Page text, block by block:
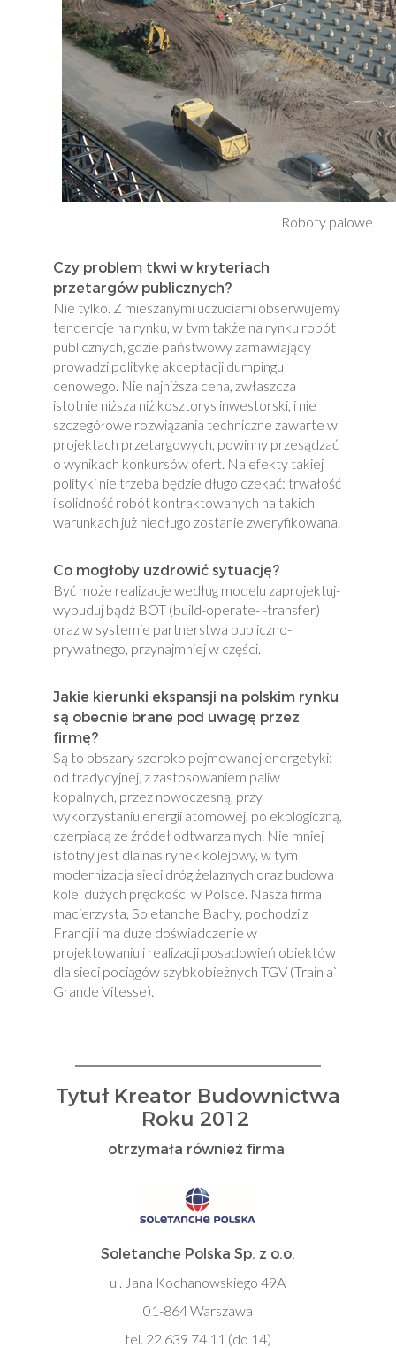
Roboty palowe
Czy problem tkwi w kryteriach
przetargów publicznych?
Nie tylko. Z mieszanymi uczuciami obserwujemy
tendencje na rynku, w tym także na rynku robót
publicznych, gdzie państwowy zamawiający
prowadzi politykę akceptacji dumpingu
cenowego. Nie najniższa cena, zwłaszcza
istotnie niższa niż kosztorys inwestorski, i nie
szczegółowe rozwiązania techniczne zawarte w
projektach przetargowych, powinny przesądzać
o wynikach konkursów ofert. Na efekty takiej
polityki nie trzeba będzie długo czekać: trwałość
i solidność robót kontraktowanych na takich
warunkach już niedługo zostanie zweryfikowana.
Co mogłoby uzdrowić sytuację?
Być może realizacje według modelu zaprojektuj-
wybuduj bądź BOT (build-operate- -transfer)
oraz w systemie partnerstwa publiczno-
prywatnego, przynajmniej w części.
Jakie kierunki ekspansji na polskim rynku
są obecnie brane pod uwagę przez
firmę?
Są to obszary szeroko pojmowanej energetyki:
od tradycyjnej, z zastosowaniem paliw
kopalnych, przez nowoczesną, przy
wykorzystaniu energii atomowej, po ekologiczną,
czerpiącą ze źródeł odtwarzalnych. Nie mniej
istotny jest dla nas rynek kolejowy, w tym
modernizacja sieci dróg żelaznych oraz budowa
kolei dużych prędkości w Polsce. Nasza firma
macierzysta, Soletanche Bachy, pochodzi z
Francji i ma duże doświadczenie w
projektowaniu i realizacji posadowień obiektów
dla sieci pociągów szybkobieżnych TGV (Train a`
Grande Vitesse).
Tytuł Kreator Budownictwa
Roku 2012
otrzymała również firma
Soletanche Polska Sp. z o.o.
ul. Jana Kochanowskiego 49A
01-864 Warszawa
tel. 22 639 74 11 (do 14)